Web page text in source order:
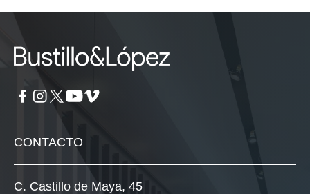
CONTACTO
C. Castillo de Maya, 45